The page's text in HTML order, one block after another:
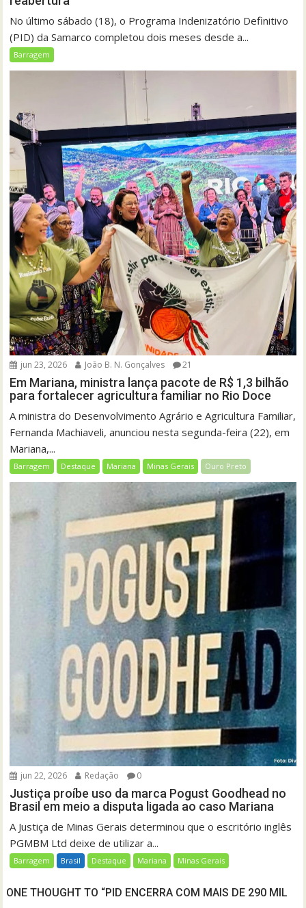
No último sábado (18), o Programa Indenizatório Definitivo
(PID) da Samarco completou dois meses desde a...
Barragem
jun 23, 2026 João B. N. Gonçalves 21
Em Mariana, ministra lança pacote de R$ 1,3 bilhão
para fortalecer agricultura familiar no Rio Doce
A ministra do Desenvolvimento Agrário e Agricultura Familiar,
Fernanda Machiaveli, anunciou nesta segunda-feira (22), em
Mariana,...
Barragem Destaque Mariana Minas Gerais Ouro Preto
jun 22, 2026 Redação 0
Justiça proíbe uso da marca Pogust Goodhead no
Brasil em meio a disputa ligada ao caso Mariana
A Justiça de Minas Gerais determinou que o escritório inglês
PGMBM Ltd deixe de utilizar a...
Barragem Brasil Destaque Mariana Minas Gerais
ONE THOUGHT TO “PID ENCERRA COM MAIS DE 290 MIL